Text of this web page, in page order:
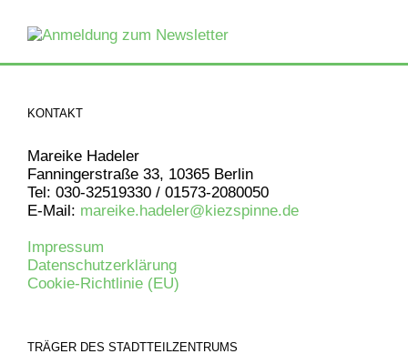
KONTAKT
Mareike Hadeler
Fanningerstraße 33, 10365 Berlin
Tel: 030-32519330 / 01573-2080050
E-Mail: mareike.hadeler@kiezspinne.de
Impressum
Datenschutzerklärung
Cookie-Richtlinie (EU)
TRÄGER DES STADTTEILZENTRUMS